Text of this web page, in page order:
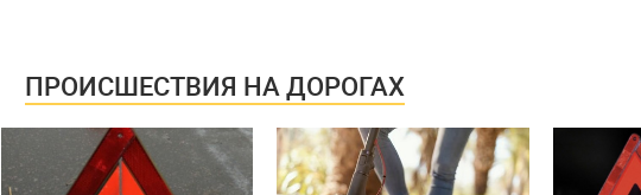
ПРОИСШЕСТВИЯ НА ДОРОГАХ